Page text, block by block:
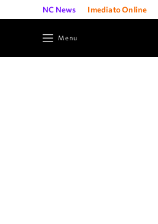
NC News Imediato Online
Menu